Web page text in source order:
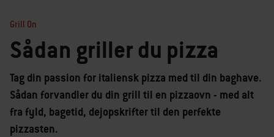
Grill On
Sådan griller du pizza
Tag din passion for italiensk pizza med til din baghave.
Sådan forvandler du din grill til en pizzaovn - med alt
fra fyld, bagetid, dejopskrifter til den perfekte
pizzasten.